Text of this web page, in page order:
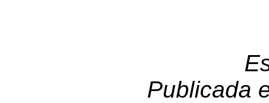
Publicada